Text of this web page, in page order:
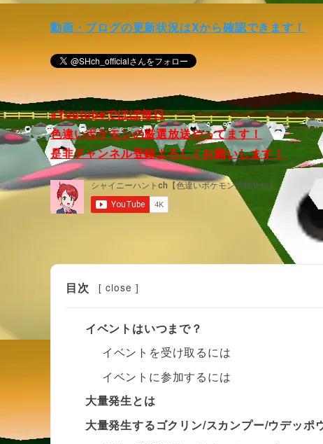
動画・ブログの更新状況はXから確認できます！
※Youtubeでほぼ毎日
色違いポケモンの厳選放送やってます！
是非チャンネル登録よろしくお願いします！
目次 [ close ]
イベントはいつまで？
イベントを受け取るには
イベントに参加するには
大量発生とは
大量発生するゴクリン/スカンプー/ウデッポ